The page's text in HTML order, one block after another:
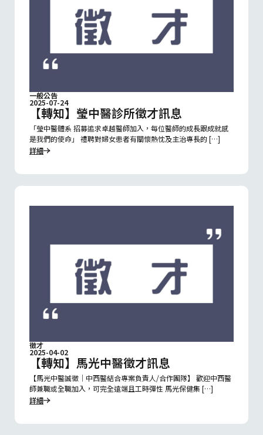
一般公告
2025-07-24
【轉知】瑩中醫診所徵才訊息
「瑩中醫體系 招募追求卓越醫師加入，每位醫師的成長跟成就感
是我們的使命」 禮聘對婦女患者有關懷熱忱及主治專長的 […]
詳細
徵才
2025-04-02
【轉知】馬光中醫徵才訊息
【馬光中醫誠徵｜中西醫結合專案負責人/合作團隊】 歡迎中西醫
師兼職或全職加入，可完全遠端且工時彈性 馬光保健集 […]
詳細